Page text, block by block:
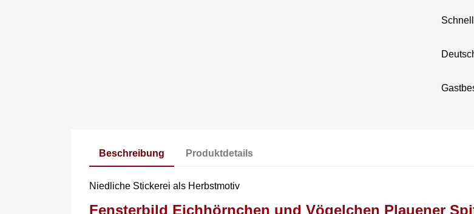
Beschreibung Produktdetails
Niedliche Stickerei als Herbstmotiv
Fensterbild Eichhörnchen und Vögelchen Plauener